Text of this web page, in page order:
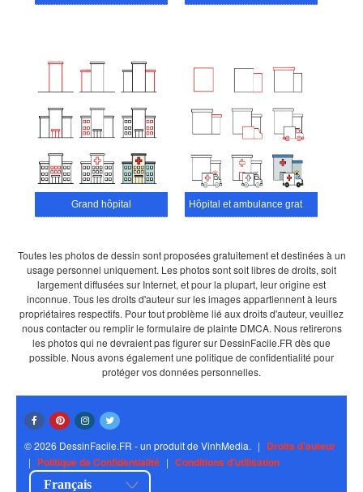
Grand hôpital Hôpital et ambulance gratuits
Toutes les photos de dessin sont proposées gratuitement et destinées à un
usage personnel uniquement. Les photos sont soit libres de droits, soit
largement diffusées sur Internet, et pour la plupart, leur origine est
inconnue. Tous les droits d'auteur sur les images appartiennent à leurs
propriétaires respectifs. Pour tout problème lié aux droits d'auteur, veuillez
nous contacter ou remplir le formulaire de plainte DMCA. Nous retirerons
les photos qui ne devraient pas figurer sur DessinFacile.FR dès que
possible. Nous avons également une politique de confidentialité pour
protéger vos données personnelles.
© 2026 DessinFacile.FR - un produit de VinhMedia. | Droits d'auteur
| Politique de Confidentialité | Conditions d'utilisation
Français